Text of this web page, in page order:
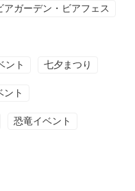
アガーデン・ビアフェス
ント 七夕まつり
ント
恐竜イベント